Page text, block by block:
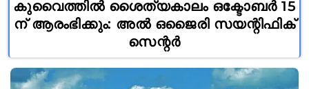
കുവൈത്തിൽ ശൈത്യകാലം ഒക്ടോബർ 15
ന് ആരംഭിക്കും: അൽ ഒജൈരി സയന്റിഫിക്
സെന്റർ